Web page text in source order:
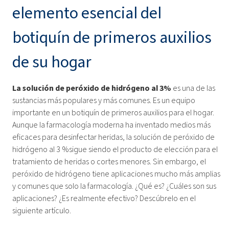
elemento esencial del
botiquín de primeros auxilios
de su hogar
La solución de peróxido de hidrógeno al 3% es una de las
sustancias más populares y más comunes. Es un equipo
importante en un botiquín de primeros auxilios para el hogar.
Aunque la farmacología moderna ha inventado medios más
eficaces para desinfectar heridas, la solución de peróxido de
hidrógeno al 3 %sigue siendo el producto de elección para el
tratamiento de heridas o cortes menores. Sin embargo, el
peróxido de hidrógeno tiene aplicaciones mucho más amplias
y comunes que solo la farmacología. ¿Qué es? ¿Cuáles son sus
aplicaciones? ¿Es realmente efectivo? Descúbrelo en el
siguiente artículo.